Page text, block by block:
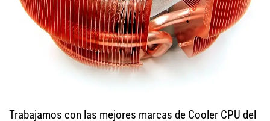
Trabajamos con las mejores marcas de Cooler CPU del